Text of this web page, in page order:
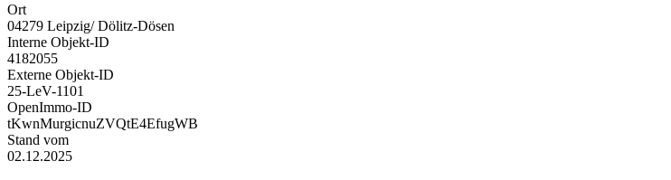
Ort
04279 Leipzig/ Dölitz-Dösen
Interne Objekt-ID
4182055
Externe Objekt-ID
25-LeV-1101
OpenImmo-ID
tKwnMurgicnuZVQtE4EfugWB
Stand vom
02.12.2025